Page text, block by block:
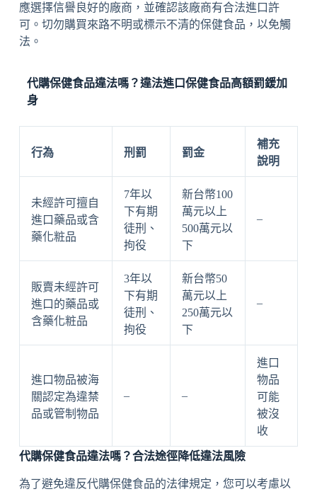
應選擇信譽良好的廠商，並確認該廠商有合法進口許
可。切勿購買來路不明或標示不清的保健食品，以免觸
法。
代購保健食品違法嗎？違法進口保健食品高額罰鍰加
身
行為 刑罰 罰金
補充
說明
未經許可擅自
進口藥品或含
藥化粧品
7年以
下有期
徒刑、
拘役
新台幣100
萬元以上
500萬元以
下
–
販賣未經許可
進口的藥品或
含藥化粧品
3年以
下有期
徒刑、
拘役
新台幣50
萬元以上
250萬元以
下
–
進口物品被海
關認定為違禁
品或管制物品
– –
進口
物品
可能
被沒
收
代購保健食品違法嗎？合法途徑降低違法風險
為了避免違反代購保健食品的法律規定，您可以考慮以